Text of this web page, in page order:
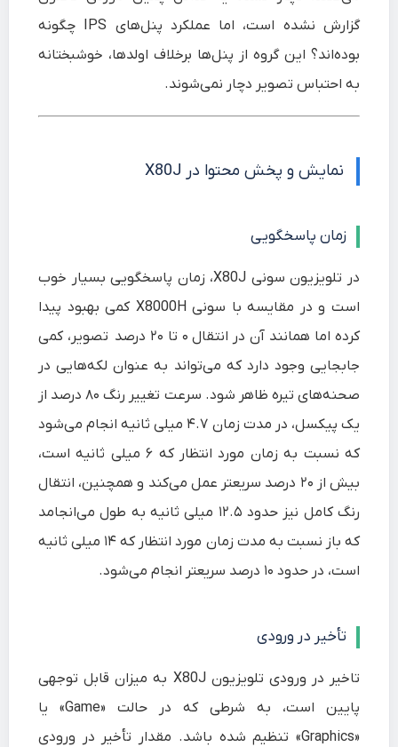
گزارش نشده است، اما عملکرد پنل‌های IPS چگونه
بوده‌اند؟ این گروه از پنل‌ها برخلاف اولدها، خوشبختانه
به احتباس تصویر دچار نمی‌شوند.
نمایش و پخش محتوا در X80J
زمان پاسخگویی
در تلویزیون سونی X80J، زمان پاسخگویی بسیار خوب
است و در مقایسه با سونی X8000H کمی بهبود پیدا
کرده اما همانند آن در انتقال ۰ تا ۲۰ درصد تصویر، کمی
جابجایی وجود دارد که می‌تواند به عنوان لکه‌هایی در
صحنه‌های تیره ظاهر شود. سرعت تغییر رنگ ۸۰ درصد از
یک پیکسل، در مدت زمان ۴.۷ میلی ثانیه انجام می‌شود
که نسبت به زمان مورد انتظار که ۶ میلی ثانیه است،
بیش از ۲۰ درصد سریعتر عمل می‌کند و همچنین، انتقال
رنگ کامل نیز حدود ۱۲.۵ میلی ثانیه به طول می‌انجامد
که باز نسبت به مدت زمان مورد انتظار که ۱۴ میلی ثانیه
است، در حدود ۱۰ درصد سریعتر انجام می‌شود.
تأخیر در ورودی
تاخیر در ورودی تلویزیون X80J به میزان قابل توجهی
پایین است، به شرطی که در حالت «Game» یا
«Graphics» تنظیم شده باشد. مقدار تأخیر در ورودی